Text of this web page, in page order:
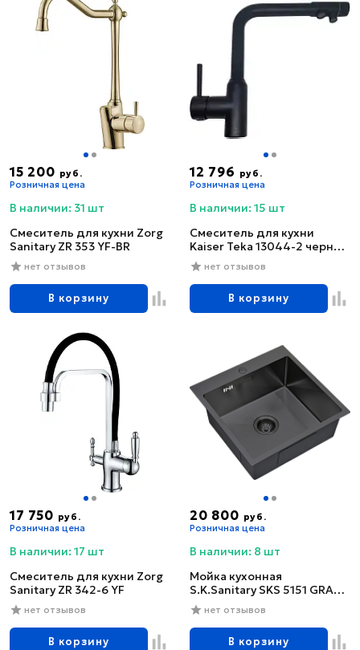
15 200 руб.
Розничная цена
В наличии: 31 шт
Смеситель для кухни Zorg
Sanitary ZR 353 YF-BR
нет отзывов
В корзину
12 796 руб.
Розничная цена
В наличии: 15 шт
Смеситель для кухни
Kaiser Teka 13044-2 черный
глянцевый
нет отзывов
В корзину
17 750 руб.
Розничная цена
В наличии: 17 шт
Смеситель для кухни Zorg
Sanitary ZR 342-6 YF
нет отзывов
В корзину
20 800 руб.
Розничная цена
В наличии: 8 шт
Мойка кухонная
S.K.Sanitary SKS 5151 GRAFIT
с сифоном
нет отзывов
В корзину